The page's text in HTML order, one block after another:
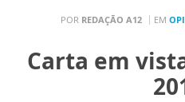
POR REDAÇÃO A12 EM
Carta em